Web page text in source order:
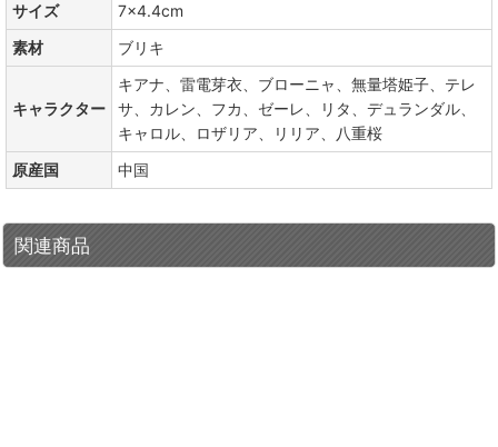
サイズ
7×4.4cm
素材
ブリキ
キャラクター
キアナ、雷電芽衣、ブローニャ、無量塔姫子、テレ
サ、カレン、フカ、ゼーレ、リタ、デュランダル、
キャロル、ロザリア、リリア、八重桜
原産国
中国
関連商品